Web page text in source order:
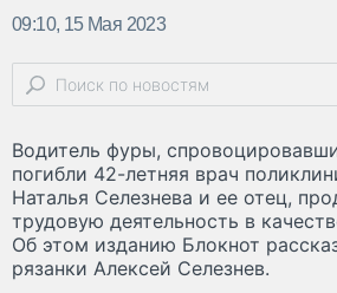
09:10, 15 Мая 2023
Водитель фуры,
погибли 42-летняя врач
Наталья Селезнева и ее отец,
трудовую деятельность в
Об этом изданию Блокнот
рязанки Алексей Селезнев.